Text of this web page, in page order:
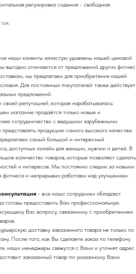
регулировка сидения - свободная.
см.
наши клиенты зачастую удивлены нашей ценовой
выгодно отличаются от предложений других фитнес
мы предлагаем для приобретения нашей
Для постоянных покупателей также действует
предложений.
репутацией, которая нарабатывалась
магазине продаётся только новые и
сотрудничество с ведущими зарубежными
продукцию самого высокого качества.
самый большой и интересный
доступных онлайн для женщин, мужчин и детей. В
количество товаров, которые позволяют сделать
и интересов. Мы постоянно следим за новыми
фитнеса и непрерывно работаем над улучшением
- все наши сотрудники обладают
готовы предоставить Вам профессиональную
Вас вопросу, связанному с приобретением
доставку заказанного товара не только по
После того, как Вы сделаете заказ по телефону
наши менеджеры свяжутся с Вами и уточнят адрес
заказанный товар по указанному Вами